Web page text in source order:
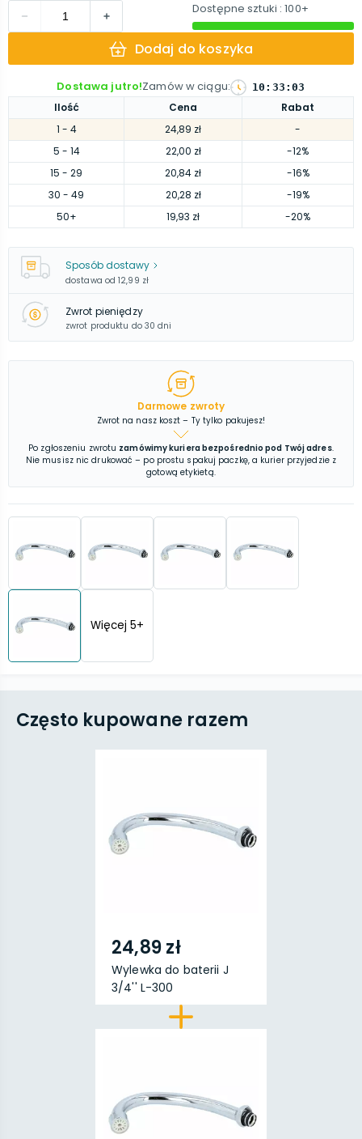
Ilość Cena
Rabat
1 - 4 24,89 zł
-
5 - 14 22,00 zł
-12%
15 - 29 20,84 zł
-16%
30 - 49 20,28 zł
-19%
50+ 19,93 zł -20%
Dostępne sztuki : 100+
Dodaj do koszyka
Dostawa jutro!Zamów w ciągu: 10 : 33 :02
Sposób dostawy
dostawa od 12,99 zł
Zwrot pieniędzy
zwrot produktu do 30 dni
Darmowe zwroty
Zwrot na nasz koszt – Ty tylko pakujesz!
Po zgłoszeniu zwrotu zamówimy kuriera bezpośrednio pod Twój adres.
Nie musisz nic drukować – po prostu spakuj paczkę, a kurier przyjedzie z
gotową etykietą.
Więcej 5+
Często kupowane razem
24,89 zł
Wylewka do baterii J
3/4'' L-300